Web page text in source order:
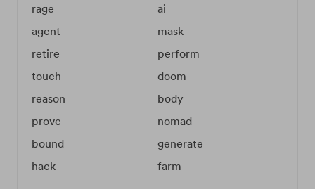
rage
ai
agent
mask
retire
perform
touch
doom
reason
body
prove
nomad
bound
generate
hack
farm